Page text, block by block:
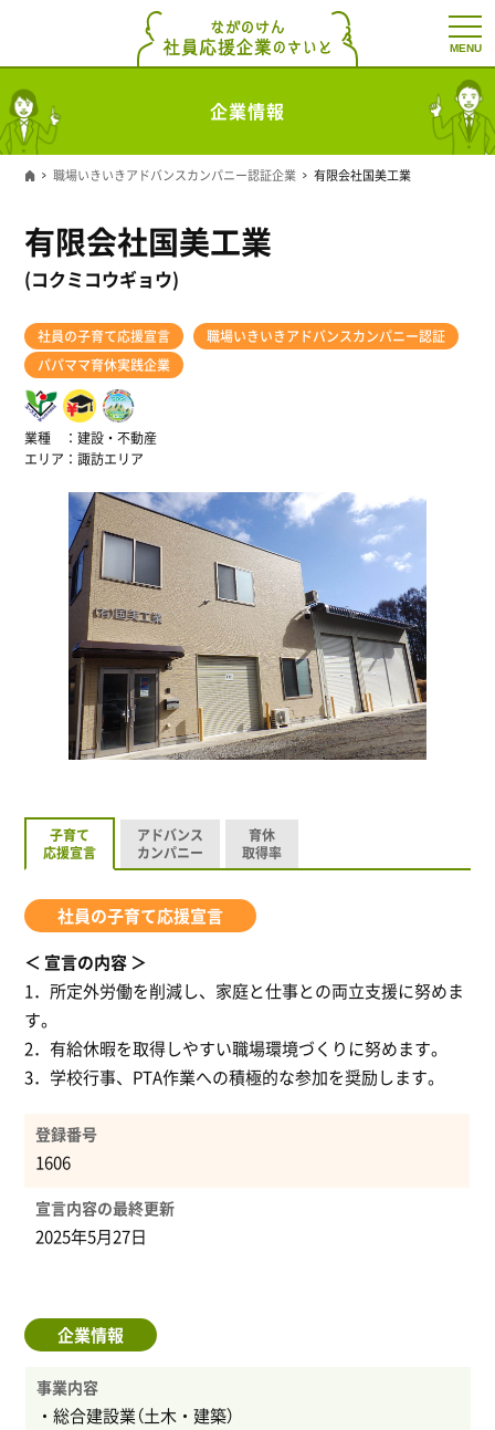
t
o
g
g
l
e
n
a
企業情報
職場いきいきアドバンスカンパニー認証企業 有限会社国美工業
有限会社国美工業
(コクミコウギョウ)
社員の子育て応援宣言
職場いきいきアドバンスカンパニー認証
パパママ育休実践企業
業種
建設・不動産
エリア
諏訪エリア
子育て
応援宣言
アドバンス
カンパニー
育休
取得率
社員の子育て応援宣言
宣言の内容
1．所定外労働を削減し、家庭と仕事との両立支援に努めま
す。
2．有給休暇を取得しやすい職場環境づくりに努めます。
3．学校行事、PTA作業への積極的な参加を奨励します。
登録番号
1606
宣言内容の最終更新
2025年5月27日
企業情報
事業内容
・総合建設業（土木・建築）